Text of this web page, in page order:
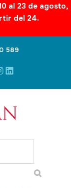
al 23 de agosto,
del 24.
589
LinkedIn